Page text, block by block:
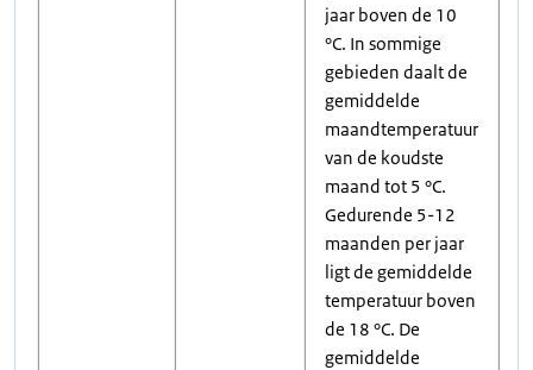
jaar boven de 10
°C. In sommige
gebieden daalt de
gemiddelde
maandtemperatuur
van de koudste
maand tot 5 °C.
Gedurende 5-12
maanden per jaar
ligt de gemiddelde
temperatuur boven
de 18 °C. De
gemiddelde